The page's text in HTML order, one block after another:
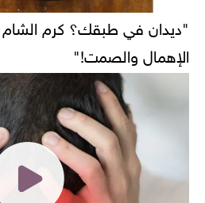
"ديدان في طبقك؟ كرم الشام
الإهمال والصمت!"